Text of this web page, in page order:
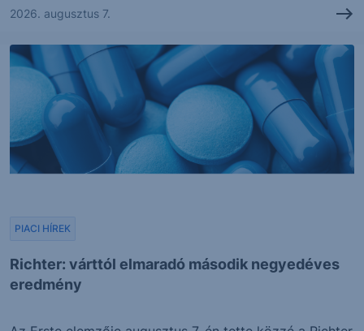
2026. augusztus 7.
Richter: várttól elmaradó második negyedéves
eredmény
PIACI HÍREK